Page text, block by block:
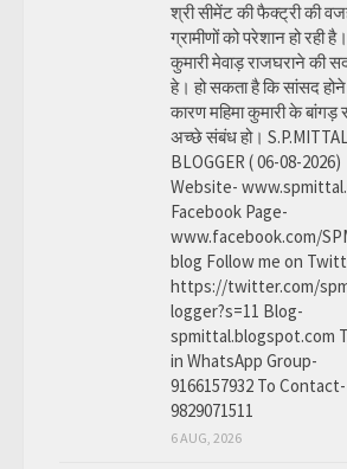
श्री सीमेंट की फैक्ट्री की
ग्रामीणों को परेशान हो रही
कुमारी मेवाड़ राजघराने की
हे। हो सकता है कि सांसद
कारण महिमा कुमारी के
अच्छे संबंध हो।
BLOGGER ( 06-08-2026)
Website-
Facebook Page-
www.facebook.com/
blog Follow me on
https://twitter.com/
logger?s=11 Blog-
spmittal.blogspot.com
in WhatsApp Group-
9166157932 To Contact-
9829071511
6 AUG, 2026